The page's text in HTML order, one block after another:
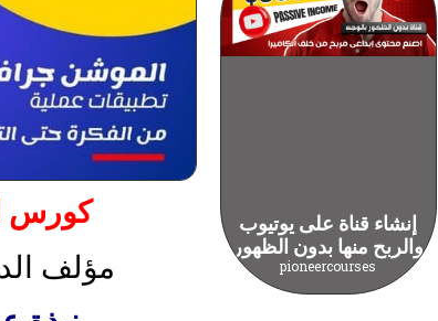
كورس
مؤلف
إنشاء قناة على يوتيوب
والربح منها بدون الظهور
pioneercourses